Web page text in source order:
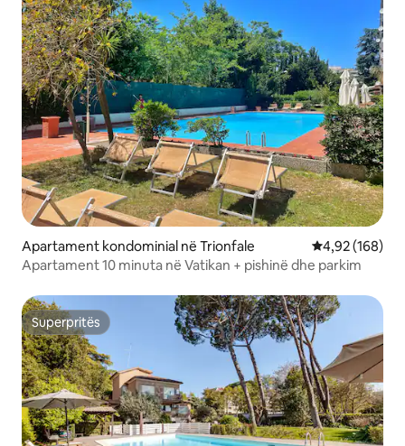
Apartament kondominial në Trionfale Vlerësimi
4,92 (168)
Apartament 10 minuta në Vatikan + pishinë dhe parkim
Superpritës
Superpritës